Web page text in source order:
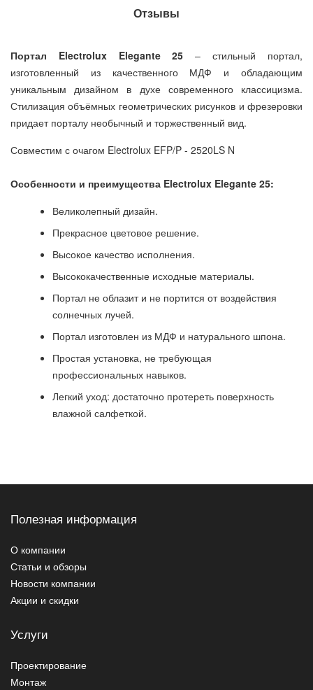
Отзывы
Портал Electrolux Elegante 25 – стильный портал,
изготовленный из качественного МДФ и обладающим
уникальным дизайном в духе современного классицизма.
Стилизация объёмных геометрических рисунков и фрезеровки
придает порталу необычный и торжественный вид.
Совместим с очагом Electrolux EFP/P - 2520LS N
Особенности и преимущества Electrolux Elegante 25:
Великолепный дизайн.
Прекрасное цветовое решение.
Высокое качество исполнения.
Высококачественные исходные материалы.
Портал не облазит и не портится от воздействия
солнечных лучей.
Портал изготовлен из МДФ и натурального шпона.
Простая установка, не требующая
профессиональных навыков.
Легкий уход: достаточно протереть поверхность
влажной салфеткой.
Полезная информация
О компании
Статьи и обзоры
Новости компании
Акции и скидки
Услуги
Проектирование
Монтаж